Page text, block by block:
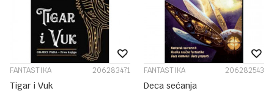
FANTASTIKA 206283471
Tigar i Vuk
FANTASTIKA 206282543
Deca sećanja